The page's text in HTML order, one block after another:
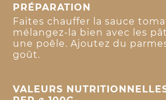
PRÉPARATION
Faites chauffer la sauce
mélangez-la bien avec les
une poêle. Ajoutez du
goût.
VALEURS